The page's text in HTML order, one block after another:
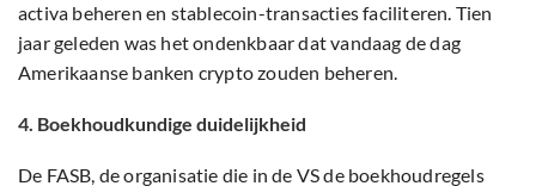
activa beheren en stablecoin-transacties faciliteren. Tien
jaar geleden was het ondenkbaar dat vandaag de dag
Amerikaanse banken crypto zouden beheren.
4. Boekhoudkundige duidelijkheid
De FASB, de organisatie die in de VS de boekhoudregels